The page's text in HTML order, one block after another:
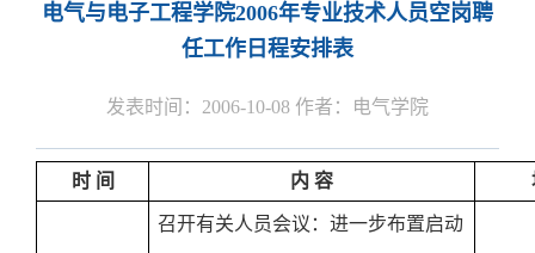
电气与电子工程学院2006年专业技术人员空岗聘
任工作日程安排表
发表时间：2006-10-08 作者：电气学院
时 间 内 容
召开有关人员会议：进一步布置启动